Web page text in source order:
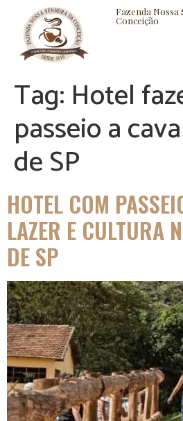
Fazenda Nossa
Conceição
BLOG CONTATO
Tag: Hotel
passeio a
de SP
HOTEL COM
LAZER E CULTURA
DE SP